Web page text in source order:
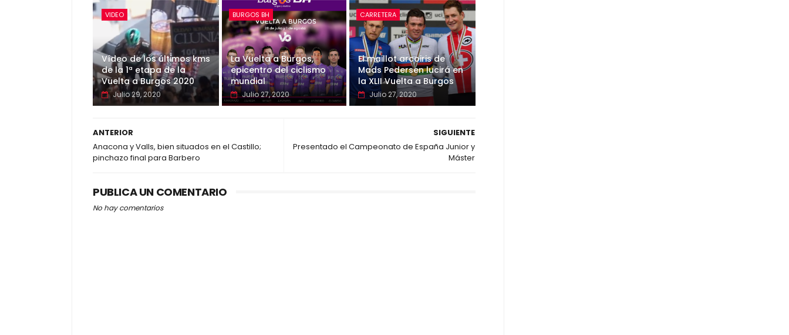
VIDEO
Vídeo de los últimos kms
de la 1ª etapa de la
Vuelta a Burgos 2020
Julio 29, 2020
BURGOS BH
La Vuelta a Burgos,
epicentro del ciclismo
mundial
Julio 27, 2020
CARRETERA
El maillot arcoiris de
Mads Pedersen lucirá en
la XLII Vuelta a Burgos
Julio 27, 2020
SIGUIENTE
Presentado el Campeonato de España Junior y
Máster
ANTERIOR
Anacona y Valls, bien situados en el Castillo;
pinchazo final para Barbero
PUBLICA UN COMENTARIO
No hay comentarios